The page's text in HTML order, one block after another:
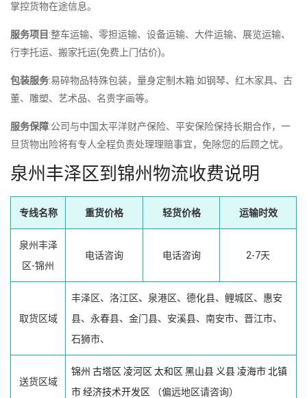
掌控货物在途信息。
服务项目 :整车运输、零担运输、设备运输、大件运输、展览运输、
行李托运、搬家托运(免费上门估价)。
包装服务:易碎物品特殊包装，量身定制木箱:如钢琴、红木家具、古
董、雕塑、艺术品、名贵字画等。
服务保障:公司与中国太平洋财产保险、平安保险保持长期合作，一
旦货物出险将有专人全程负责处理理赔事宜，免除您的后顾之忧。
泉州丰泽区到锦州物流收费说明
专线名称 重货价格 轻货价格 运输时效
泉州丰泽
区-锦州
电话咨询 电话咨询 2-7天
取货区域
丰泽区、洛江区、泉港区、德化县、鲤城区、惠安
县、永春县、金门县、安溪县、南安市、晋江市、
石狮市、
送货区域
锦州 古塔区 凌河区 太和区 黑山县 义县 凌海市北镇
市经济技术开发区 （偏远地区请咨询）